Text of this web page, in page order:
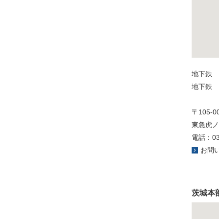
地下鉄
地下鉄
〒105-
東急虎
電話：
お問
茨城本